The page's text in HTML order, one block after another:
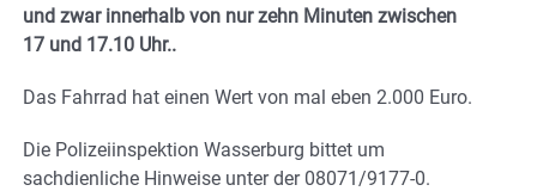
und zwar innerhalb von nur zehn Minuten zwischen
17 und 17.10 Uhr..
Das Fahrrad hat einen Wert von mal eben 2.000 Euro.
Die Polizeiinspektion Wasserburg bittet um
sachdienliche Hinweise unter der 08071/9177-0.